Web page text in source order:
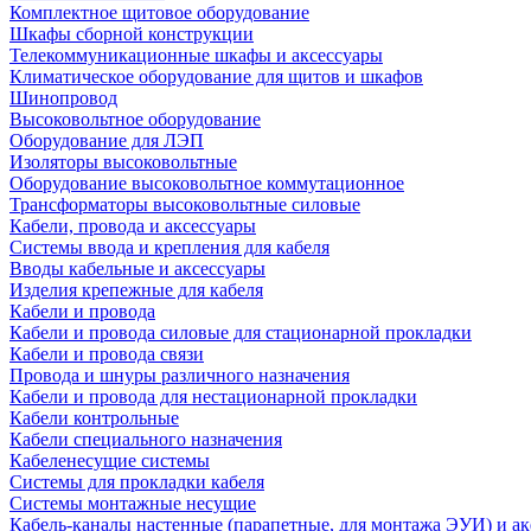
Комплектное щитовое оборудование
Шкафы сборной конструкции
Телекоммуникационные шкафы и аксессуары
Климатическое оборудование для щитов и шкафов
Шинопровод
Высоковольтное оборудование
Оборудование для ЛЭП
Изоляторы высоковольтные
Оборудование высоковольтное коммутационное
Трансформаторы высоковольтные силовые
Кабели, провода и аксессуары
Системы ввода и крепления для кабеля
Вводы кабельные и аксессуары
Изделия крепежные для кабеля
Кабели и провода
Кабели и провода силовые для стационарной прокладки
Кабели и провода связи
Провода и шнуры различного назначения
Кабели и провода для нестационарной прокладки
Кабели контрольные
Кабели специального назначения
Кабеленесущие системы
Системы для прокладки кабеля
Системы монтажные несущие
Кабель-каналы настенные (парапетные, для монтажа ЭУИ) и